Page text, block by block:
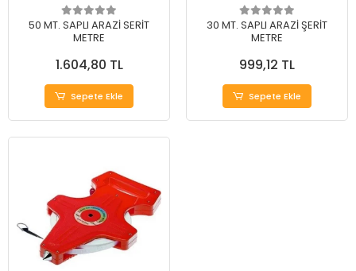
50 MT. SAPLI ARAZİ SERİT
METRE
1.604,80 TL
Sepete Ekle
30 MT. SAPLI ARAZİ ŞERİT
METRE
999,12 TL
Sepete Ekle